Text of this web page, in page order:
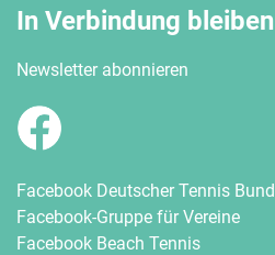
In Verbindung bleiben
Newsletter abonnieren
Facebook Deutscher Tennis Bund
Facebook-Gruppe für Vereine
Facebook Beach Tennis